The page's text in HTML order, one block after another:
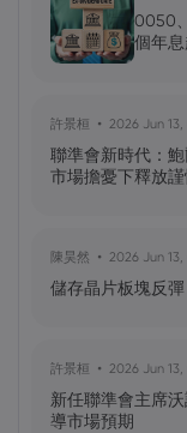
0050
個年息
許景桓 2026 Jun
聯準會新時代：
市場擔憂下釋放
陳昊然 2026 Jun
儲存晶片板塊反
許景桓 2026 Jun
新任聯準會主席
導市場預期